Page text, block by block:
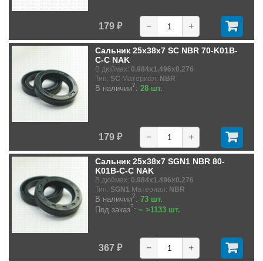
179 ₽ − +
Сальник 25x38x7 SC NBR 70-K01B-
C-C NAK
В дюймах: 0.984x1.496x0.276
Тип: SC Материал: NBR
В наличии?: 28 шт.
179 ₽ − +
Сальник 25x38x7 SGN1 NBR 80-
K01B-C-C NAK
В дюймах: 0.984x1.496x0.276
Тип: SGN1 Материал: NBR
В наличии?: 73 шт.
Под заказ?: ~ >1133 шт.
367 ₽ − +